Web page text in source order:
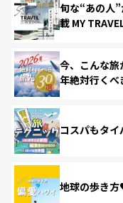
旬な“あの人
載 MY
今、こんな
年絶対行くべ
コスパもタ
地球の歩き